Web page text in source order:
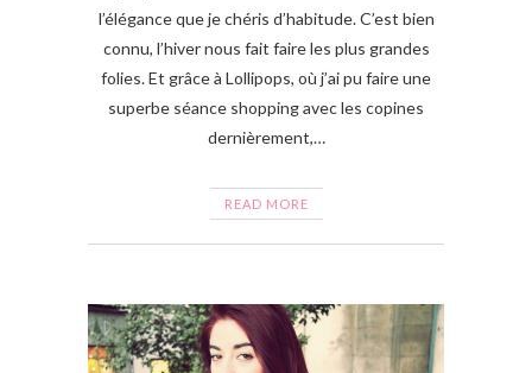
l’élégance que je chéris d’habitude. C’est bien
connu, l’hiver nous fait faire les plus grandes
folies. Et grâce à Lollipops, où j’ai pu faire une
superbe séance shopping avec les copines
dernièrement,…
READ MORE